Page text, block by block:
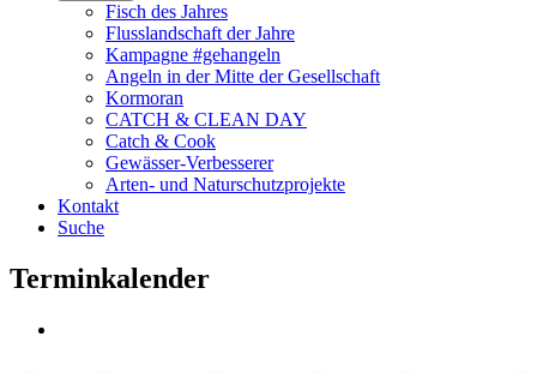
Fisch des Jahres
Flusslandschaft der Jahre
Kampagne #gehangeln
Angeln in der Mitte der Gesellschaft
Kormoran
CATCH & CLEAN DAY
Catch & Cook
Gewässer-Verbesserer
Arten- und Naturschutzprojekte
Kontakt
Suche
Terminkalender